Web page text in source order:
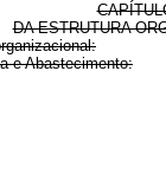
DA ESTRUTURA
e Abastecimento: